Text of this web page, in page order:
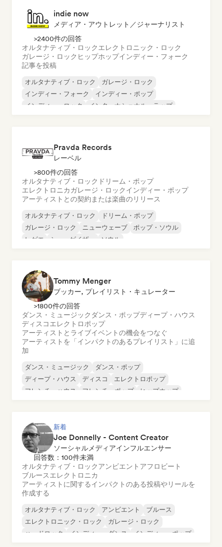
indie now
メディア・アウトレット／ジャーナリスト
>2400件の回答
オルタナティブ・ロックエレクトロニック・ロック
ガレージ・ロック ヒップホップインディー・フォーク
記事を投稿
オルタナティブ・ロック
ガレージ・ロック
インディー・フォーク
インディー・ポップ
インディー・ロック
インターナショナル・ラップ
Pravda Records
レーベル
>800件の回答
オルタナティブ・ロック ドリーム・ポップ
エレクトロニカガレージ・ロックインディー・ポップ
アーティストとの契約または楽曲のリリース
オルタナティブ・ロック
ドリーム・ポップ
ガレージ・ロック
ニューウェーブ
ポップ・ソウル
レゲエ
シューゲイザー ソウル
Tommy Menger
ブッカー, プレイリスト・キュレーター
>1800件の回答
ダンス・ミュージック ダンス・ポップディープ・ハウス
ディスコエレクトロポップ
アーティストとライブイベントの機会をつなぐ
アーティストを「インパクトのあるプレイリスト」に追
加
ダンス・ミュージック
ダンス・ポップ
ディープ・ハウス
ディスコ
エレクトロポップ
フレンチ・ハウス
フレンチ・ポップ ヒップホップ
新着
Joe Donnelly - Content Creator
ソーシャルメディアインフルエンサー
回答数：100件未満
オルタナティブ・ロックアンビエント アフロビート
ブルースエレクトロニカ
アーティストに関するインパクトのある投稿やリールを
作成する
オルタナティブ・ロック アンビエント
ブルース
エレクトロニック・ロック
ガレージ・ロック
ハードロック
インディー・ダンス インディー・ポップ